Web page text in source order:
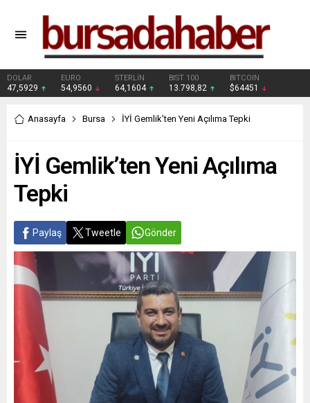
DOLAR
47,5929
EURO
54,9560
STERLİN
64,1604
BIST 100
13.798,82
BITCOIN
$64451
Anasayfa Bursa İYİ Gemlik’ten Yeni Açılıma Tepki
İYİ Gemlik’ten Yeni Açılıma
Tepki
Paylaş Tweetle Gönder